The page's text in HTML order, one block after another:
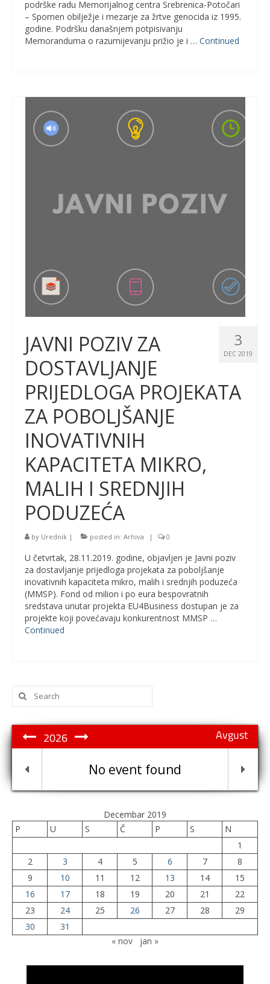
podrške radu Memorijalnog centra Srebrenica-Potočari
– Spomen obilježje i mezarje za žrtve genocida iz 1995.
godine. Podršku današnjem potpisivanju
Memoranduma o razumijevanju prižio je i … Continued
3
DEC 2019
JAVNI POZIV ZA
DOSTAVLJANJE
PRIJEDLOGA PROJEKATA
ZA POBOLJŠANJE
INOVATIVNIH
KAPACITETA MIKRO,
MALIH I SREDNJIH
PODUZEĆA
by Urednik | posted in: Arhiva | 0
U četvrtak, 28.11.2019. godine, objavljen je Javni poziv
za dostavljanje prijedloga projekata za poboljšanje
inovativnih kapaciteta mikro, malih i srednjih poduzeća
(MMSP). Fond od milion i po eura bespovratnih
sredstava unutar projekta EU4Business dostupan je za
projekte koji povećavaju konkurentnost MMSP …
Continued
Search
for:
Avgust
2026
No event found
Decembar 2019
P
U S Č P S
N
1
2
3 4 5 6 7
8
9
10 11 12 13 14
15
16
17 18 19 20 21
22
23
24 25 26 27 28
29
30
31
« nov
jan »